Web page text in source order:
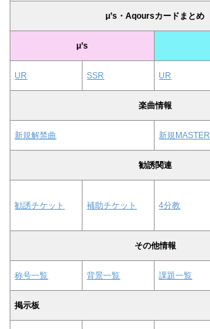
μ’s・Aqoursカードまとめ
μ’s
UR SSR UR
楽曲情報
新規解禁曲 新規MASTER
勧誘関連
勧誘チケット 補助チケット 4分教
その他情報
称号一覧 背景一覧 課題一覧
掲示板